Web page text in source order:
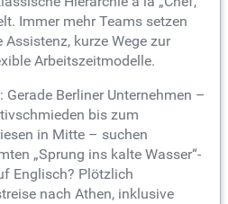
Immer mehr Teams setzen
kurze Wege zur
Arbeitszeitmodelle.
Berliner Unternehmen –
bis zum
in Mitte – suchen
„Sprung ins kalte Wasser“-
Englisch? Plötzlich
nach Athen, inklusive